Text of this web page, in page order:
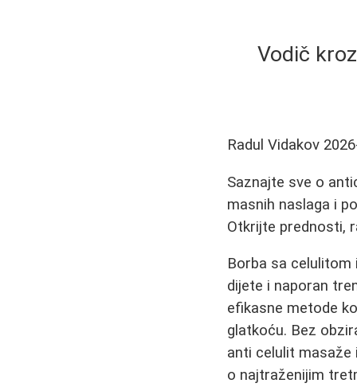
Vodič
Radul Vidakov
Saznajte sve o
masnih naslaga i
Otkrijte prednosti,
Borba sa
dijete i naporan
efikasne metode
glatkoću. Bez
anti celulit masaže
o najtraženijim